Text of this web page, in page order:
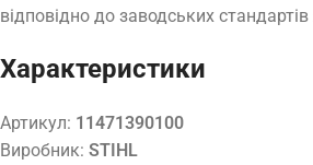
відповідно до заводських стандартів
Характеристики
Артикул: 11471390100
Виробник: STIHL